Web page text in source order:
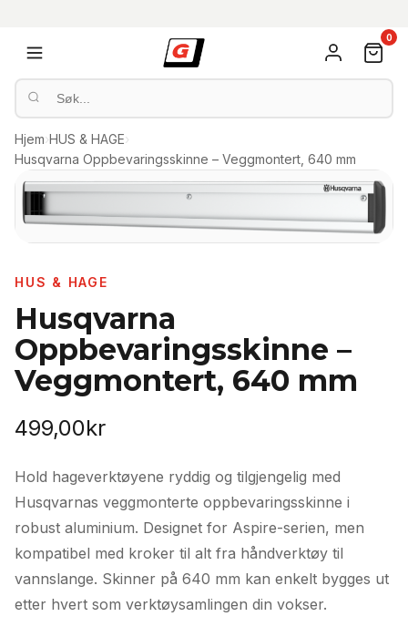
0
Hjem›HUS & HAGE›
Husqvarna Oppbevaringsskinne – Veggmontert, 640 mm
HUS & HAGE
Husqvarna
Oppbevaringsskinne –
Veggmontert, 640 mm
499,00kr
Hold hageverktøyene ryddig og tilgjengelig med
Husqvarnas veggmonterte oppbevaringsskinne i
robust aluminium. Designet for Aspire-serien, men
kompatibel med kroker til alt fra håndverktøy til
vannslange. Skinner på 640 mm kan enkelt bygges ut
etter hvert som verktøysamlingen din vokser.